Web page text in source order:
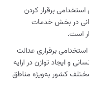
برقرار کردن
در بخش خدمات
است.
برقراری عدالت
و ایجاد توازن در ارایه
کشور به‌ویژه مناطق